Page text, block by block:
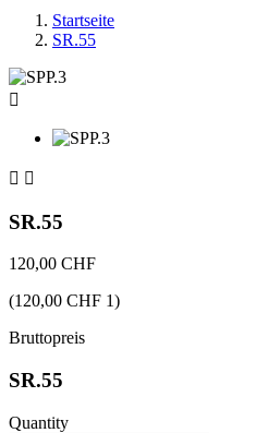
Startseite
SR.55

 
SR.55
120,00 CHF
(120,00 CHF 1)
Bruttopreis
SR.55
Quantity